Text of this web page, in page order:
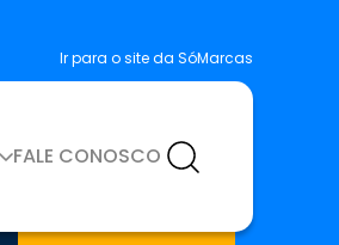
Ir para o site da SóMarcas
FALE CONOSCO